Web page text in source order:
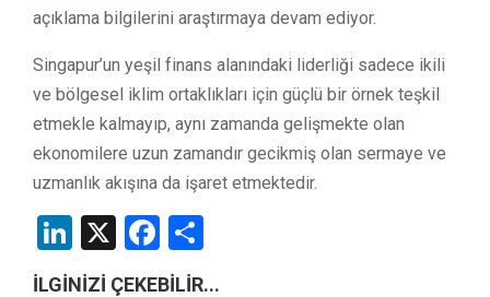
açıklama bilgilerini araştırmaya devam ediyor.
Singapur’un yeşil finans alanındaki liderliği sadece ikili
ve bölgesel iklim ortaklıkları için güçlü bir örnek teşkil
etmekle kalmayıp, aynı zamanda gelişmekte olan
ekonomilere uzun zamandır gecikmiş olan sermaye ve
uzmanlık akışına da işaret etmektedir.
LinkedIn
X Facebook
İLGİNİZİ ÇEKEBİLİR...